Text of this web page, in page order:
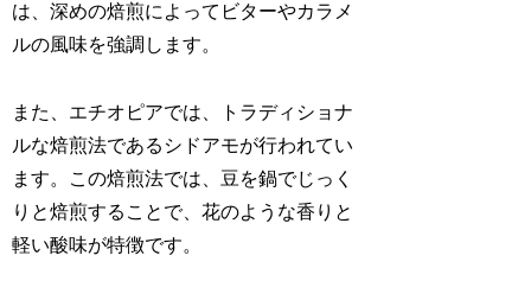
は、深めの焙煎によってビターやカラメ
ルの風味を強調します。
また、エチオピアでは、トラディショナ
ルな焙煎法であるシドアモが行われてい
ます。この焙煎法では、豆を鍋でじっく
りと焙煎することで、花のような香りと
軽い酸味が特徴です。